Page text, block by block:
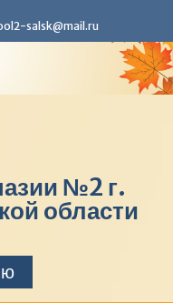
salsk@mail.ru
№2 г.
области